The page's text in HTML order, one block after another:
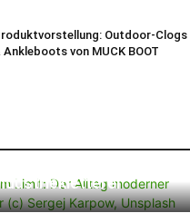
Outdoor-Clogs
Ankleboots von MUCK BOOT